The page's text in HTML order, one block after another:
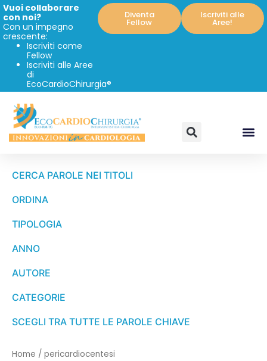
Vuoi collaborare
con noi?
Con un impegno
crescente:
Iscriviti come
Fellow
Iscriviti alle Aree
di
EcoCardioChirurgia®
Diventa
Fellow
Iscriviti alle
Aree!
CERCA PAROLE NEI TITOLI
ORDINA
TIPOLOGIA
ANNO
AUTORE
CATEGORIE
SCEGLI TRA TUTTE LE PAROLE CHIAVE
Home / pericardiocentesi